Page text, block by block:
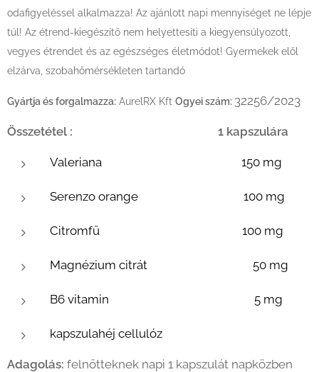
odafigyeléssel alkalmazza! Az ajánlott napi mennyiséget ne lépje
túl! Az étrend-kiegészítő nem helyettesíti a kiegyensúlyozott,
vegyes étrendet és az egészséges életmódot! Gyermekek elől
elzárva, szobahőmérsékleten tartandó
Gyártja és forgalmazza: AurelRX Kft Ogyei szám: 32256/2023
Összetétel : 1 kapszulára
Valeriana 150 mg
Serenzo orange 100 mg
Citromfű 100 mg
Magnézium citrát 50 mg
B6 vitamin 5 mg
kapszulahéj cellulóz
Adagolás: felnőtteknek napi 1 kapszulát napközben